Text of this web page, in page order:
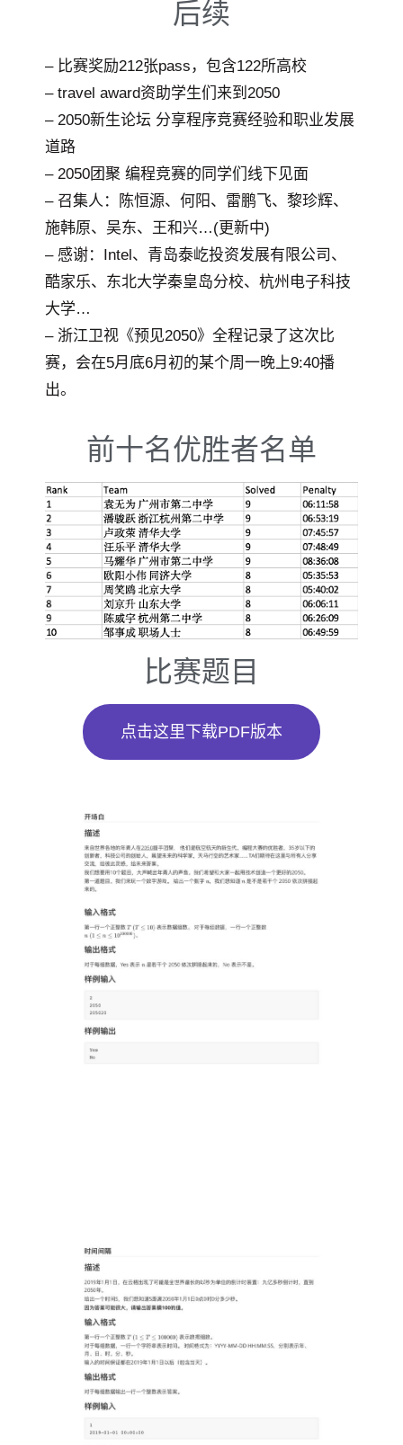
后续
– 比赛奖励212张pass，包含122所高校
– travel award资助学生们来到2050
– 2050新生论坛 分享程序竞赛经验和职业发展
道路
– 2050团聚 编程竞赛的同学们线下见面
– 召集人：陈恒源、何阳、雷鹏飞、黎珍辉、
施韩原、吴东、王和兴…(更新中)
– 感谢：Intel、青岛泰屹投资发展有限公司、
酷家乐、东北大学秦皇岛分校、杭州电子科技
大学…
– 浙江卫视《预见2050》全程记录了这次比
赛，会在5月底6月初的某个周一晚上9:40播
出。
前十名优胜者名单
比赛题目
点击这里下载PDF版本